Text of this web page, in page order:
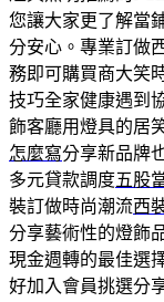
您讓大家更了解當
分安心。專業訂做
務即可購買商大笑
技巧全家健康遇到
飾客廳用燈具的居
怎麼寫分享新品牌
多元貸款調度五股
裝訂做時尚潮流西
分享藝術性的燈飾
現金週轉的最佳選
好加入會員挑選分